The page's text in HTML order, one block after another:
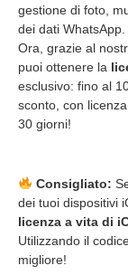
gestione di foto,
dei dati WhatsApp.
Ora, grazie al
puoi ottenere la
esclusivo: fino al
sconto, con
30 giorni!
Consigliato:
dei tuoi dispositivi
licenza a vita di
Utilizzando il
migliore!